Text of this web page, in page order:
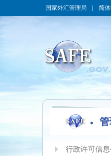
国家外汇管理局 简
行政许可信